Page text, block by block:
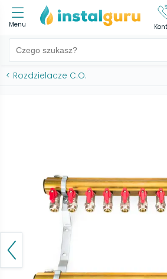
Menu
< Rozdzielacze C.O.